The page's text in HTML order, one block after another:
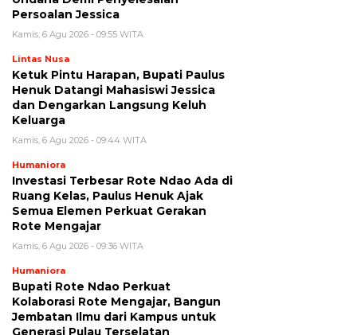
Persoalan Jessica
Kamis, 6 Agu 2026 - 09:55 WITA
Lintas Nusa
Ketuk Pintu Harapan, Bupati Paulus
Henuk Datangi Mahasiswi Jessica
dan Dengarkan Langsung Keluh
Keluarga
Kamis, 6 Agu 2026 - 09:44 WITA
Humaniora
Investasi Terbesar Rote Ndao Ada di
Ruang Kelas, Paulus Henuk Ajak
Semua Elemen Perkuat Gerakan
Rote Mengajar
Kamis, 6 Agu 2026 - 09:36 WITA
Humaniora
Bupati Rote Ndao Perkuat
Kolaborasi Rote Mengajar, Bangun
Jembatan Ilmu dari Kampus untuk
Generasi Pulau Terselatan